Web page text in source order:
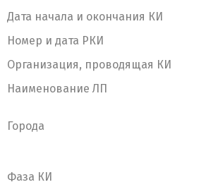
Дата начала и окончания КИ
Номер и дата РКИ
Организация, проводящая КИ
Наименование ЛП
Города
Фаза КИ